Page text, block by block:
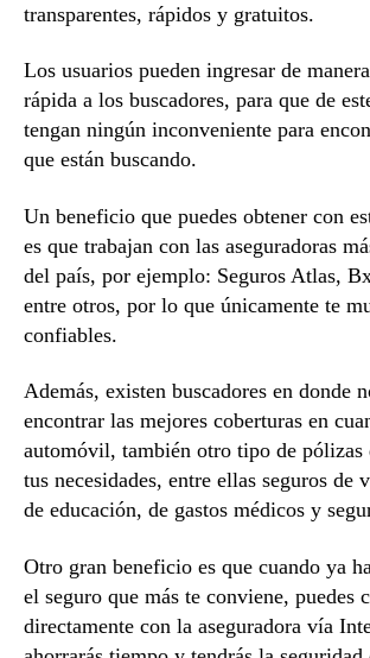
transparentes, rápidos y gratuitos.
Los usuarios pueden ingresar de
rápida a los buscadores, para que de
tengan ningún inconveniente para
que están buscando.
Un beneficio que puedes obtener con
es que trabajan con las aseguradoras
del país, por ejemplo: Seguros Atlas,
entre otros, por lo que únicamente te
confiables.
Además, existen buscadores en donde
encontrar las mejores coberturas en
automóvil, también otro tipo de pólizas
tus necesidades, entre ellas seguros de
de educación, de gastos médicos y
Otro gran beneficio es que cuando ya
el seguro que más te conviene, puedes
directamente con la aseguradora vía